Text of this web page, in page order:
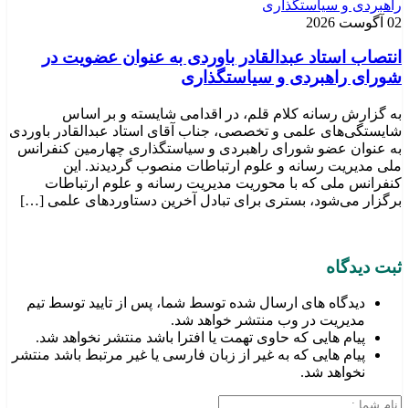
02 آگوست 2026
انتصاب استاد عبدالقادر باوردی به عنوان عضویت در
شورای راهبردی و سیاستگذاری
به گزارش رسانه کلام قلم، در اقدامی شایسته و بر اساس
شایستگی‌های علمی و تخصصی، جناب آقای استاد عبدالقادر باوردی
به عنوان عضو شورای راهبردی و سیاستگذاری چهارمین کنفرانس
ملی مدیریت رسانه و علوم ارتباطات منصوب گردیدند. این
کنفرانس ملی که با محوریت مدیریت رسانه و علوم ارتباطات
برگزار می‌شود، بستری برای تبادل آخرین دستاوردهای علمی […]
ثبت دیدگاه
دیدگاه های ارسال شده توسط شما، پس از تایید توسط تیم
مدیریت در وب منتشر خواهد شد.
پیام هایی که حاوی تهمت یا افترا باشد منتشر نخواهد شد.
پیام هایی که به غیر از زبان فارسی یا غیر مرتبط باشد منتشر
نخواهد شد.